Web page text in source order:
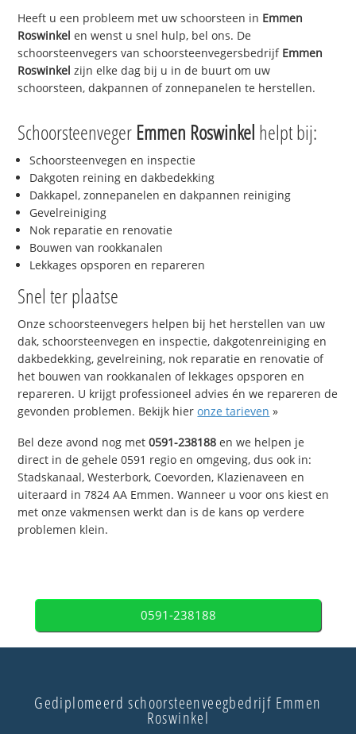
Heeft u een probleem met uw schoorsteen in Emmen
Roswinkel en wenst u snel hulp, bel ons. De
schoorsteenvegers van schoorsteenvegersbedrijf Emmen
Roswinkel zijn elke dag bij u in de buurt om uw
schoorsteen, dakpannen of zonnepanelen te herstellen.
Schoorsteenveger Emmen Roswinkel helpt bij:
Schoorsteenvegen en inspectie
Dakgoten reining en dakbedekking
Dakkapel, zonnepanelen en dakpannen reiniging
Gevelreiniging
Nok reparatie en renovatie
Bouwen van rookkanalen
Lekkages opsporen en repareren
Snel ter plaatse
Onze schoorsteenvegers helpen bij het herstellen van uw
dak, schoorsteenvegen en inspectie, dakgotenreiniging en
dakbedekking, gevelreining, nok reparatie en renovatie of
het bouwen van rookkanalen of lekkages opsporen en
repareren. U krijgt professioneel advies én we repareren de
gevonden problemen. Bekijk hieronze tarieven »
Bel deze avond nog met0591-238188 en we helpen je
direct in de gehele 0591 regio en omgeving, dus ook in:
Stadskanaal, Westerbork, Coevorden, Klazienaveen en
uiteraard in 7824 AA Emmen. Wanneer u voor ons kiest en
met onze vakmensen werkt dan is de kans op verdere
problemen klein.
0591-238188
Gediplomeerd schoorsteenveegbedrijf Emmen
Roswinkel